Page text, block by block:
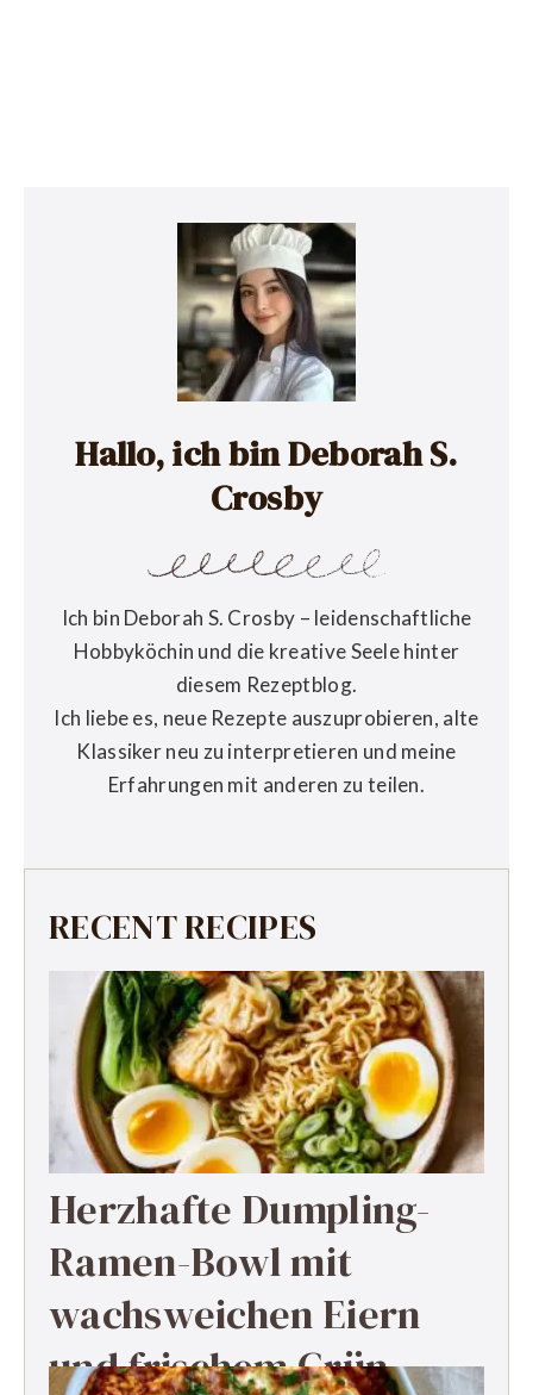
Hallo, ich bin Deborah S.
Crosby
Ich bin Deborah S. Crosby – leidenschaftliche
Hobbyköchin und die kreative Seele hinter
diesem Rezeptblog.
Ich liebe es, neue Rezepte auszuprobieren, alte
Klassiker neu zu interpretieren und meine
Erfahrungen mit anderen zu teilen.
RECENT RECIPES
Herzhafte Dumpling-
Ramen-Bowl mit
wachsweichen Eiern
und frischem Grün